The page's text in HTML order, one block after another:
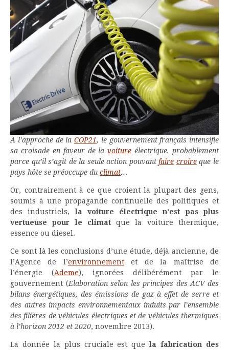
A l’approche de la COP21, le gouvernement français intensifie
sa croisade en faveur de lavoiture électrique, probablement
parce qu’il s’agit de la seule action pouvant faire croireque le
pays hôte se préoccupe du climat…
Or, contrairement à ce que croient la plupart des gens,
soumis à une propagande continuelle des politiques et
des industriels,la voiture électrique n’est pas plus
vertueuse pour le climatque la voiture thermique,
essence ou diesel.
Ce sont là les conclusions d’une étude, déjà ancienne, de
l’Agence de l’environnementet de la maîtrise de
l’énergie (Ademe), ignorées délibérément par le
gouvernement (Elaboration selon les principes des ACV des
bilans énergétiques, des émissions de gaz à effet de serre et
des autres impacts environnementaux induits par l’ensemble
des filières de véhicules électriques et de véhicules thermiques
à l’horizon 2012 et 2020, novembre 2013).
La donnée la plus cruciale est quela fabrication des